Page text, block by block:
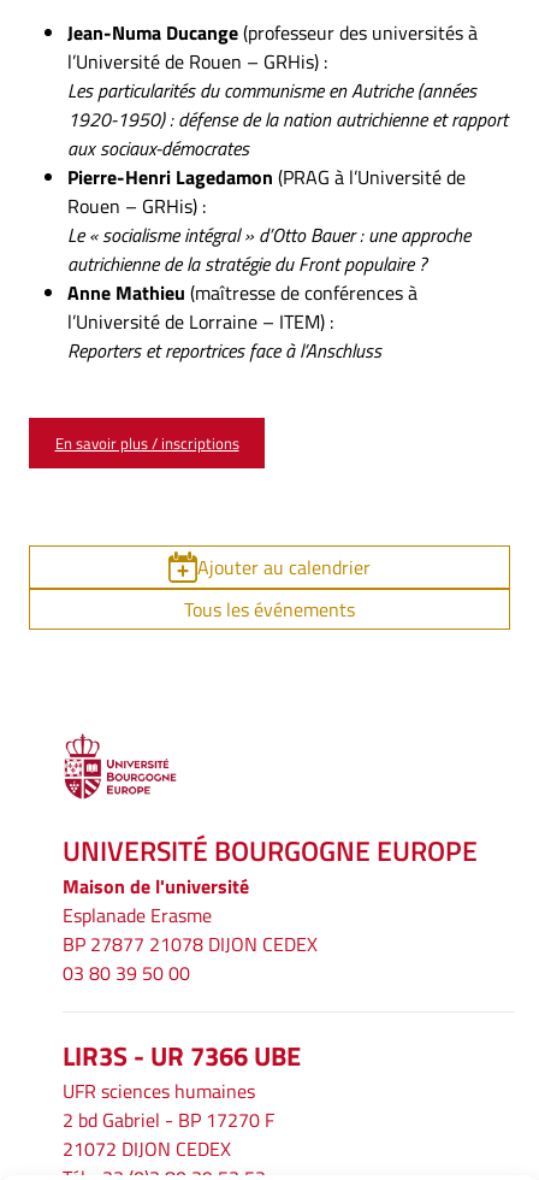
Jean-Numa Ducange(professeur des universités à
l’Université de Rouen – GRHis) :
Les particularités du communisme en Autriche (années
1920-1950) : défense de la nation autrichienne et rapport
aux sociaux-démocrates
Pierre-Henri Lagedamon (PRAG à l’Université de
Rouen – GRHis) :
Le « socialisme intégral » d’Otto Bauer : une approche
autrichienne de la stratégie du Front populaire ?
Anne Mathieu (maîtresse de conférences à
l’Université de Lorraine – ITEM) :
Reporters et reportrices face à l’Anschluss
En savoir plus / inscriptions
Ajouter au calendrier
Tous les événements
UNIVERSITÉ BOURGOGNE EUROPE
Maison de l'université
Esplanade Erasme
BP 27877 21078 DIJON CEDEX
03 80 39 50 00
LIR3S - UR 7366 UBE
UFR sciences humaines
2 bd Gabriel - BP 17270 F
21072 DIJON CEDEX